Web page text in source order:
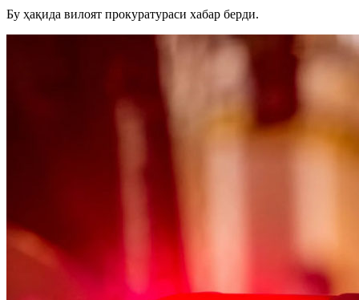
Бу ҳақида вилоят прокуратураси хабар берди.